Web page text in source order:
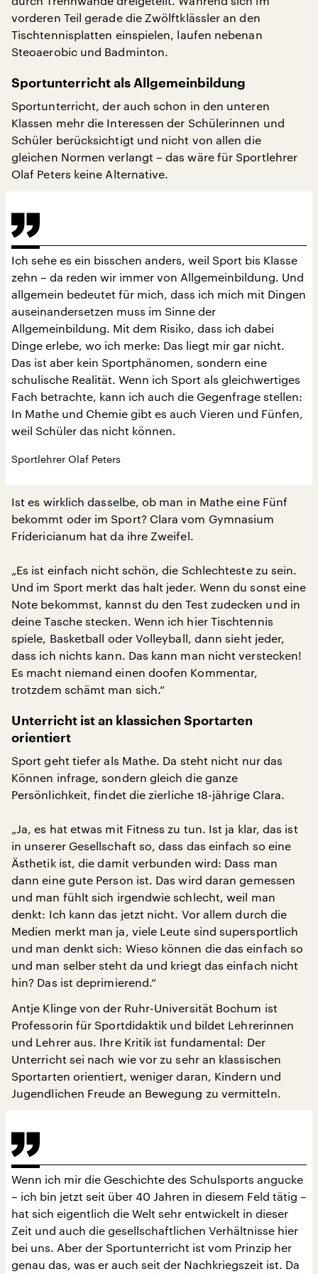
vorderen Teil gerade die Zwölftklässler an den
Tischtennisplatten einspielen, laufen nebenan
Steoaerobic und Badminton.
Sportunterricht als Allgemeinbildung
Sportunterricht, der auch schon in den unteren
Klassen mehr die Interessen der Schülerinnen und
Schüler berücksichtigt und nicht von allen die
gleichen Normen verlangt – das wäre für Sportlehrer
Olaf Peters keine Alternative.
Ich sehe es ein bisschen anders, weil Sport bis Klasse
zehn – da reden wir immer von Allgemeinbildung. Und
allgemein bedeutet für mich, dass ich mich mit Dingen
auseinandersetzen muss im Sinne der
Allgemeinbildung. Mit dem Risiko, dass ich dabei
Dinge erlebe, wo ich merke: Das liegt mir gar nicht.
Das ist aber kein Sportphänomen, sondern eine
schulische Realität. Wenn ich Sport als gleichwertiges
Fach betrachte, kann ich auch die Gegenfrage stellen:
In Mathe und Chemie gibt es auch Vieren und Fünfen,
weil Schüler das nicht können.
Sportlehrer Olaf Peters
Ist es wirklich dasselbe, ob man in Mathe eine Fünf
bekommt oder im Sport? Clara vom Gymnasium
Fridericianum hat da ihre Zweifel.
„Es ist einfach nicht schön, die Schlechteste zu sein.
Und im Sport merkt das halt jeder. Wenn du sonst eine
Note bekommst, kannst du den Test zudecken und in
deine Tasche stecken. Wenn ich hier Tischtennis
spiele, Basketball oder Volleyball, dann sieht jeder,
dass ich nichts kann. Das kann man nicht verstecken!
Es macht niemand einen doofen Kommentar,
trotzdem schämt man sich.“
Unterricht ist an klassichen Sportarten
orientiert
Sport geht tiefer als Mathe. Da steht nicht nur das
Können infrage, sondern gleich die ganze
Persönlichkeit, findet die zierliche 18-jährige Clara.
„Ja, es hat etwas mit Fitness zu tun. Ist ja klar, das ist
in unserer Gesellschaft so, dass das einfach so eine
Ästhetik ist, die damit verbunden wird: Dass man
dann eine gute Person ist. Das wird daran gemessen
und man fühlt sich irgendwie schlecht, weil man
denkt: Ich kann das jetzt nicht. Vor allem durch die
Medien merkt man ja, viele Leute sind supersportlich
und man denkt sich: Wieso können die das einfach so
und man selber steht da und kriegt das einfach nicht
hin? Das ist deprimierend.“
Antje Klinge von der Ruhr-Universität Bochum ist
Professorin für Sportdidaktik und bildet Lehrerinnen
und Lehrer aus. Ihre Kritik ist fundamental: Der
Unterricht sei nach wie vor zu sehr an klassischen
Sportarten orientiert, weniger daran, Kindern und
Jugendlichen Freude an Bewegung zu vermitteln.
Wenn ich mir die Geschichte des Schulsports angucke
– ich bin jetzt seit über 40 Jahren in diesem Feld tätig –
hat sich eigentlich die Welt sehr entwickelt in dieser
Zeit und auch die gesellschaftlichen Verhältnisse hier
bei uns. Aber der Sportunterricht ist vom Prinzip her
genau das, was er auch seit der Nachkriegszeit ist. Da